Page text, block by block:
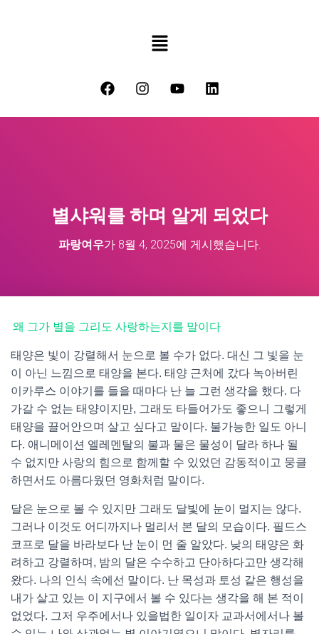
별샤워를 하며 알게 되었다
파랑여우가 8월 4, 2025에 게시했습니다.
왜 그가 별을 그리도 사랑하는지를 말이다
태양은 빛이 강렬해서 눈으로 볼 수가 없다. 대신 그 빛을 눈
이 아닌 느낌으로 태양을 본다. 태양 근처에 갔다 녹아버린
이카루스 이야기를 들을 때마다 난 늘 그런 생각을 했다. 다
가갈 수 없는 태양이지만, 그래도 타들어가도 좋으니 그렇게
태양을 끌어안으며 살고 싶다고 말이다. 불가능한 일도 아니
다. 애니메이션 엘레멘탈의 불과 물은 물성이 달라 하나 될
수 없지만 사랑의 힘으로 함께할 수 있었던 감동적이고 뭉클
하면서도 아름다웠던 영화처럼 말이다.
달은 눈으로 볼 수 있지만 그래도 달빛에 눈이 멀지는 않다.
그러나 이것도 어디까지나 멀리서 본 달의 모습이다. 필드스
코프로 달을 바라보다 난 눈이 먼 줄 알았다. 낮의 태양은 화
려하고 강렬하며, 밤의 달은 수수하고 단아하다고만 생각해
왔다. 나의 인식 속에선 말이다. 난 목성과 토성 같은 행성을
내가 살고 있는 이 지구에서 볼 수 있다는 생각을 해 본 적이
없었다. 그저 우주에서나 있을법한 일이자 교과서에서나 볼